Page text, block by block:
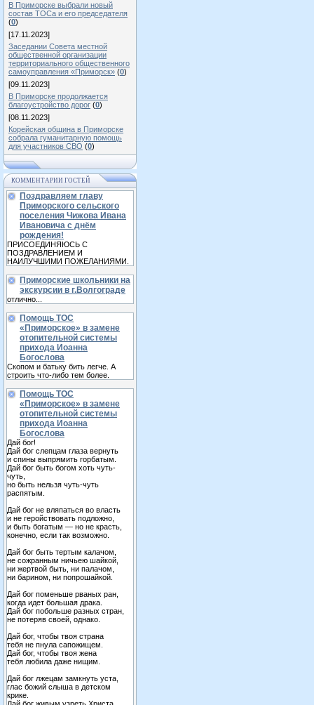
В Приморске выбрали новый
состав ТОСа и его председателя
(0)
[17.11.2023]
Заседании Совета местной
общественной организации
территориального общественного
самоуправления «Приморск» (0)
[09.11.2023]
В Приморске продолжается
благоустройство дорог (0)
[08.11.2023]
Корейская община в Приморске
собрала гуманитарную помощь
для участников СВО (0)
КОММЕНТАРИИ ГОСТЕЙ
Поздравляем главу
Приморского сельского
поселения Чижова Ивана
Ивановича с днём
рождения!
ПРИСОЕДИНЯЮСЬ С
ПОЗДРАВЛЕНИЕМ И
НАИЛУЧШИМИ ПОЖЕЛАНИЯМИ.
Приморские школьники на
экскурсии в г.Волгограде
отлично...
Помощь ТОС
«Приморское» в замене
отопительной системы
прихода Иоанна
Богослова
Скопом и батьку бить легче. А
строить что-либо тем более.
Помощь ТОС
«Приморское» в замене
отопительной системы
прихода Иоанна
Богослова
Дай бог!
Дай бог слепцам глаза вернуть
и спины выпрямить горбатым.
Дай бог быть богом хоть чуть-
чуть,
но быть нельзя чуть-чуть
распятым.
Дай бог не вляпаться во власть
и не геройствовать подложно,
и быть богатым — но не красть,
конечно, если так возможно.
Дай бог быть тертым калачом,
не сожранным ничьею шайкой,
ни жертвой быть, ни палачом,
ни барином, ни попрошайкой.
Дай бог поменьше рваных ран,
когда идет большая драка.
Дай бог побольше разных стран,
не потеряв своей, однако.
Дай бог, чтобы твоя страна
тебя не пнула сапожищем.
Дай бог, чтобы твоя жена
тебя любила даже нищим.
Дай бог лжецам замкнуть уста,
глас божий слыша в детском
крике.